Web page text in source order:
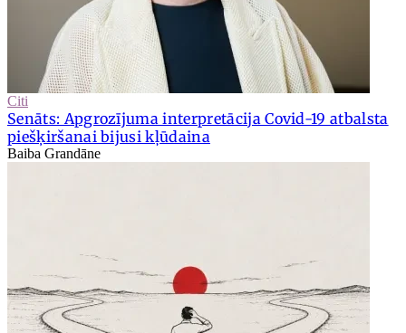
Citi
Senāts: Apgrozījuma interpretācija Covid-19 atbalsta
piešķiršanai bijusi kļūdaina
Baiba Grandāne